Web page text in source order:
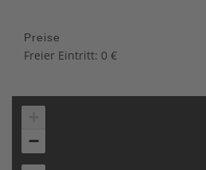
Preise
Freier Eintritt: 0 €
−